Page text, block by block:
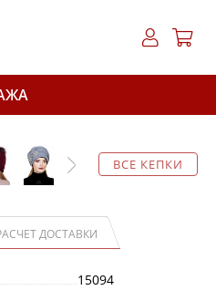
ВСЕ КЕПКИ
ДОСТАВКИ
15094